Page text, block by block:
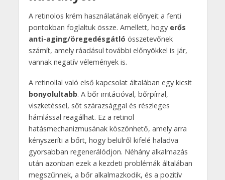
A retinolos krém használatának előnyeit a fenti
pontokban foglaltuk össze. Amellett, hogy erős
anti-aging/öregedésgátló összetevőnek
számít, amely ráadásul további előnyökkel is jár,
vannak negatív vélemények is.
A retinollal való első kapcsolat általában egy kicsit
bonyolultabb. A bőr irritációval, bőrpírral,
viszketéssel, sőt szárazsággal és részleges
hámlással reagálhat. Ez a retinol
hatásmechanizmusának köszönhető, amely arra
kényszeríti a bőrt, hogy belülről kifelé haladva
gyorsabban regenerálódjon. Néhány alkalmazás
után azonban ezek a kezdeti problémák általában
megszűnnek, a bőr alkalmazkodik, és a pozitív